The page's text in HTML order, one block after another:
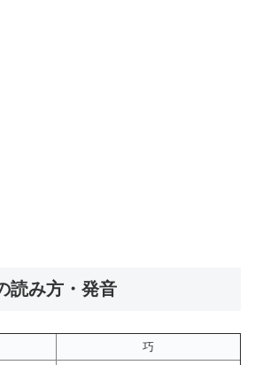
読み方・発音
巧